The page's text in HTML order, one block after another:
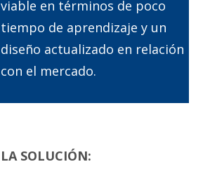
viable en términos de poco
tiempo de aprendizaje y un
diseño actualizado en relación
con el mercado.
LA SOLUCIÓN: